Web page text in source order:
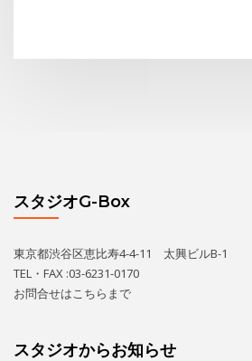
スタジオG-Box
東京都渋谷区恵比寿4-4-11 太興ビルB-1
TEL・FAX :03-6231-0170
お問合せはこちら まで
スタジオからお知らせ